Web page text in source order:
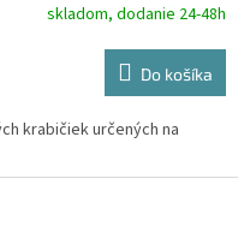
skladom, dodanie 24-48h
Do košíka
krabičiek určených na